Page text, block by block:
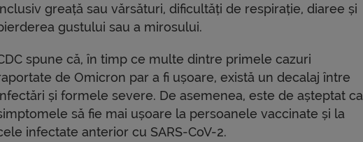
greață sau vărsături, dificultăți de respirație, diaree și
gustului sau a mirosului.
spune că, în timp ce multe dintre primele cazuri
de Omicron par a fi ușoare, există un decalaj între
și formele severe. De asemenea, este de așteptat ca
să fie mai ușoare la persoanele vaccinate și la
infectate anterior cu SARS-CoV-2.